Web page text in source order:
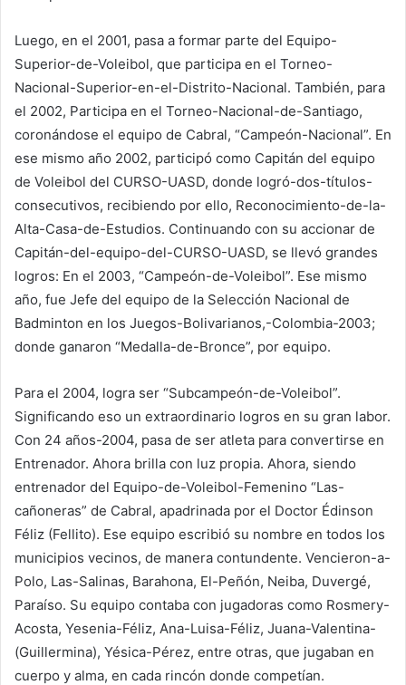
Luego, en el 2001, pasa a formar parte del Equipo-
Superior-de-Voleibol, que participa en el Torneo-
Nacional-Superior-en-el-Distrito-Nacional. También, para
el 2002, Participa en el Torneo-Nacional-de-Santiago,
coronándose el equipo de Cabral, “Campeón-Nacional”. En
ese mismo año 2002, participó como Capitán del equipo
de Voleibol del CURSO-UASD, donde logró-dos-títulos-
consecutivos, recibiendo por ello, Reconocimiento-de-la-
Alta-Casa-de-Estudios. Continuando con su accionar de
Capitán-del-equipo-del-CURSO-UASD, se llevó grandes
logros: En el 2003, “Campeón-de-Voleibol”. Ese mismo
año, fue Jefe del equipo de la Selección Nacional de
Badminton en los Juegos-Bolivarianos,-Colombia-2003;
donde ganaron “Medalla-de-Bronce”, por equipo.
Para el 2004, logra ser “Subcampeón-de-Voleibol”.
Significando eso un extraordinario logros en su gran labor.
Con 24 años-2004, pasa de ser atleta para convertirse en
Entrenador. Ahora brilla con luz propia. Ahora, siendo
entrenador del Equipo-de-Voleibol-Femenino “Las-
cañoneras” de Cabral, apadrinada por el Doctor Édinson
Féliz (Fellito). Ese equipo escribió su nombre en todos los
municipios vecinos, de manera contundente. Vencieron-a-
Polo, Las-Salinas, Barahona, El-Peñón, Neiba, Duvergé,
Paraíso. Su equipo contaba con jugadoras como Rosmery-
Acosta, Yesenia-Féliz, Ana-Luisa-Féliz, Juana-Valentina-
(Guillermina), Yésica-Pérez, entre otras, que jugaban en
cuerpo y alma, en cada rincón donde competían.